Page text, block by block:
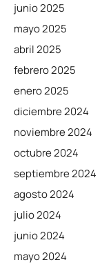
junio 2025
mayo 2025
abril 2025
febrero 2025
enero 2025
diciembre 2024
noviembre 2024
octubre 2024
septiembre 2024
agosto 2024
julio 2024
junio 2024
mayo 2024